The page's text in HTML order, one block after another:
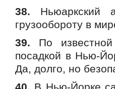
38. Ньюаркский
грузообороту в
39. По
посадкой в Нью-
Да, долго, но